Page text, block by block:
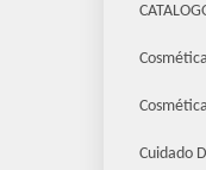
Cosmética
Cuidado